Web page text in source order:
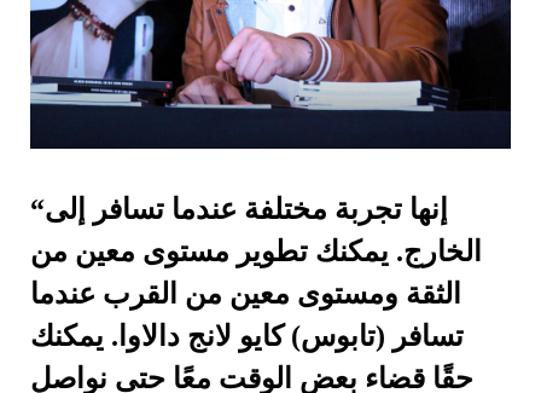
“إنها تجربة مختلفة عندما تسافر إلى
الخارج. يمكنك تطوير مستوى معين من
الثقة ومستوى معين من القرب عندما
تسافر (تابوس) كايو لانج دالاوا. يمكنك
حقًا قضاء بعض الوقت معًا حتى نواصل